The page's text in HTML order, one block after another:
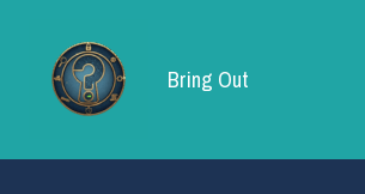
contenu
Bring Out